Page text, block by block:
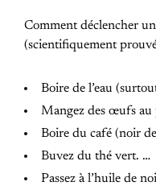
Comment déclencher
(scientifiquement
Boire de l’eau
Mangez des œufs
Boire du café (noir
Buvez du thé vert. …
Passez à l’huile de